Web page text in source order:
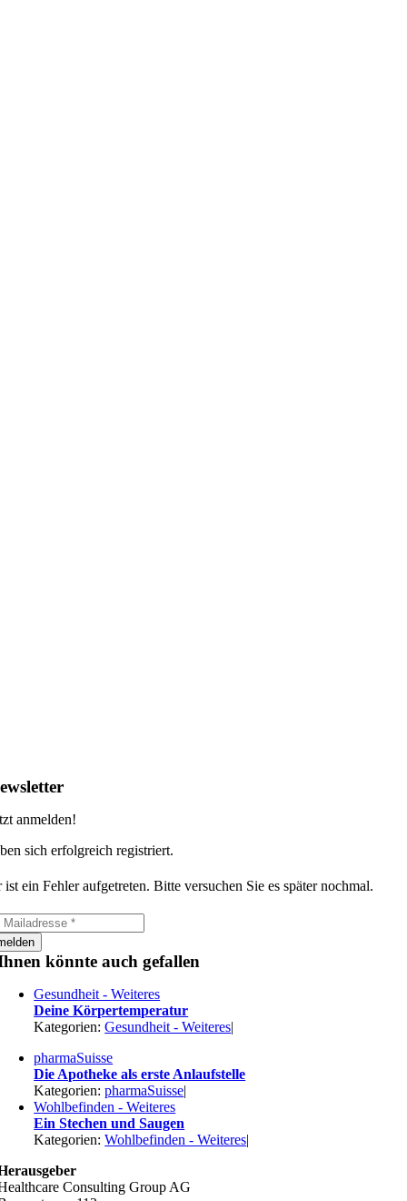
anmelden!
sich erfolgreich registriert.
ist ein Fehler aufgetreten. Bitte versuchen Sie es später nochmal.
könnte auch gefallen
Gesundheit - Weiteres
Deine Körpertemperatur
Kategorien:Gesundheit - Weiteres|
pharmaSuisse
Die Apotheke als erste Anlaufstelle
Kategorien:pharmaSuisse|
Wohlbefinden - Weiteres
Ein Stechen und Saugen
Kategorien:Wohlbefinden - Weiteres|
Consulting Group AG